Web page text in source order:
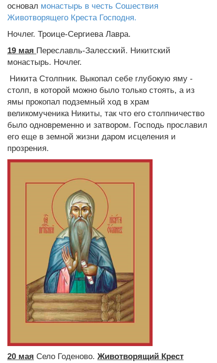
основал монастырь в честь Сошествия
Животворящего Креста Господня.
Ночлег. Троице-Сергиева Лавра.
19 мая Переславль-Залесский. Никитский
монастырь. Ночлег.
Никита Столпник. Выкопал себе глубокую яму -
столп, в которой можно было только стоять, а из
ямы прокопал подземный ход в храм
великомученика Никиты, так что его столпничество
было одновременно и затвором. Господь прославил
его еще в земной жизни даром исцеления и
прозрения.
20 мая Село Годеново. Животворящий Крест